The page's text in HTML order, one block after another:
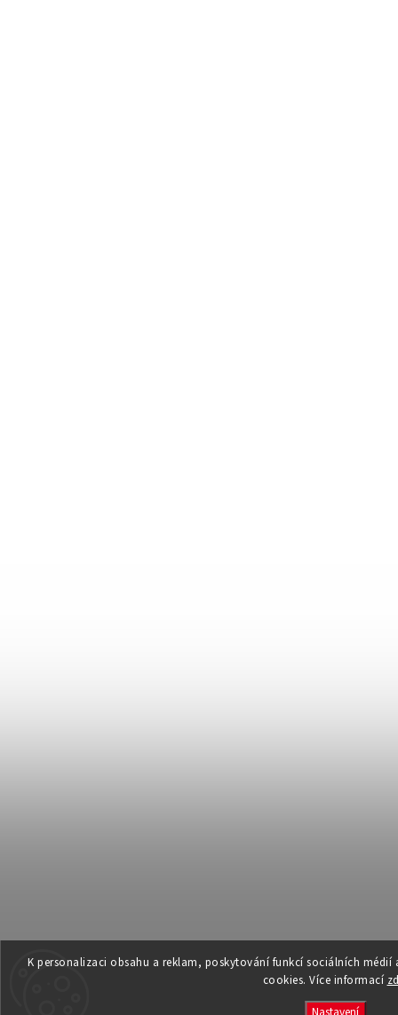
K personalizaci obsahu a reklam, poskytování funkcí sociálních
cookies. Více informací